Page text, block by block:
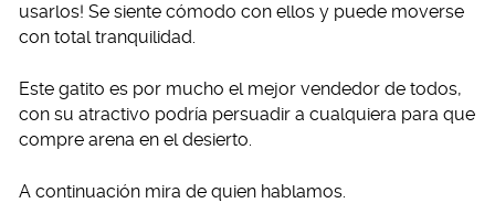
usarlos! Se siente cómodo con ellos y puede moverse
con total tranquilidad.
Este gatito es por mucho el mejor vendedor de todos,
con su atractivo podría persuadir a cualquiera para que
compre arena en el desierto.
A continuación mira de quien hablamos.